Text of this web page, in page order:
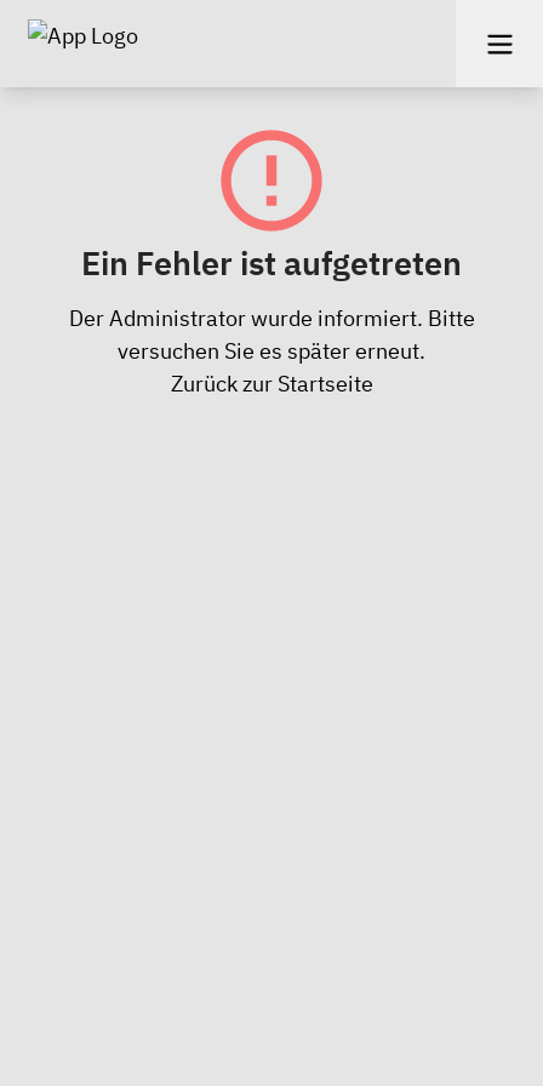
Ein Fehler ist aufgetreten
Der Administrator wurde informiert. Bitte
versuchen Sie es später erneut.
Zurück zur Startseite